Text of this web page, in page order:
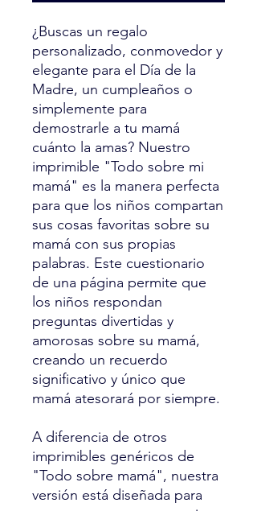
¿Buscas un regalo
personalizado, conmovedor y
elegante para el Día de la
Madre, un cumpleaños o
simplemente para
demostrarle a tu mamá
cuánto la amas? Nuestro
imprimible "Todo sobre mi
mamá" es la manera perfecta
para que los niños compartan
sus cosas favoritas sobre su
mamá con sus propias
palabras. Este cuestionario
de una página permite que
los niños respondan
preguntas divertidas y
amorosas sobre su mamá,
creando un recuerdo
significativo y único que
mamá atesorará por siempre.
A diferencia de otros
imprimibles genéricos de
"Todo sobre mamá", nuestra
versión está diseñada para